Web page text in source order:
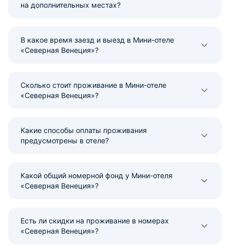
на дополнительных местах?
В какое время заезд и выезд в Мини-отеле
«Северная Венеция»?
Сколько стоит проживание в Мини-отеле
«Северная Венеция»?
Какие способы оплаты проживания
предусмотрены в отеле?
Какой общий номерной фонд у Мини-отеля
«Северная Венеция»?
Есть ли скидки на проживание в номерах
«Северная Венеция»?